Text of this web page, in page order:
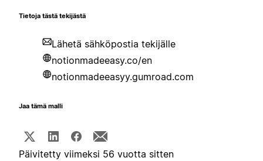
Tietoja tästä tekijästä
Lähetä sähköpostia tekijälle
notionmadeeasy.co/en
notionmadeeasyy.gumroad.com
Jaa tämä malli
Päivitetty viimeksi 56 vuotta sitten